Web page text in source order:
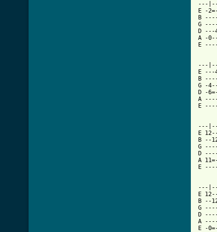
---
E -
B
G
D
A -
E
---
E
B
G -
D -
A
E
---
E
B --
G
D
A
E
---
E
B --
G
D
A
E -